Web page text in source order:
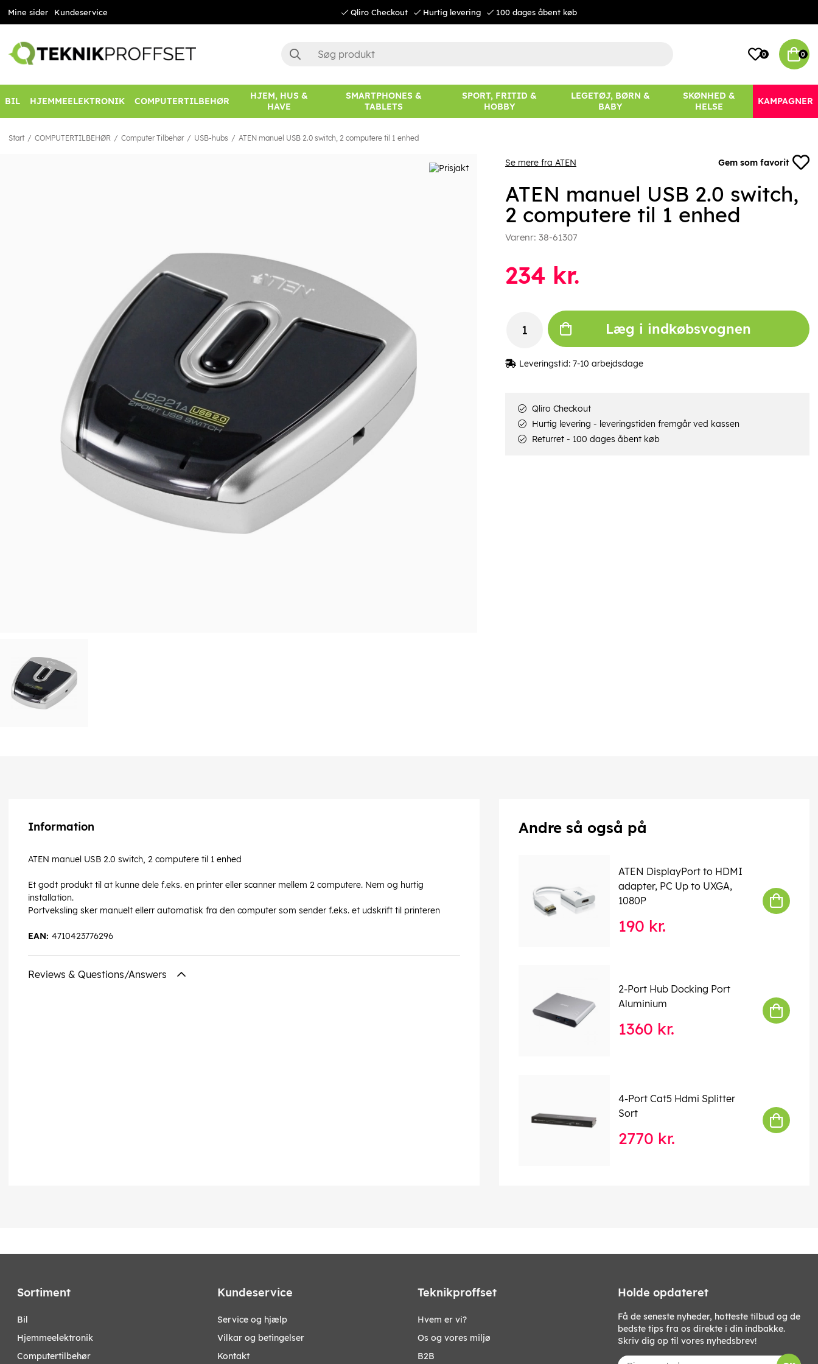
Mine sider Kundeservice Qliro Checkout Hurtig levering 100 dages åbent køb
0 0
BIL HJEMMEELEKTRONIK COMPUTERTILBEHØR
HJEM, HUS &
HAVE
SMARTPHONES &
TABLETS
SPORT, FRITID &
HOBBY
LEGETØJ, BØRN &
BABY
SKØNHED &
HELSE
KAMPAGNER
Start COMPUTERTILBEHØR Computer Tilbehør USB-hubs ATEN manuel USB 2.0 switch, 2 computere til 1 enhed
Se mere fra ATEN Gem som favorit
ATEN manuel USB 2.0 switch,
2 computere til 1 enhed
Varenr: 38-61307
234 kr.
Læg i indkøbsvognen
Leveringstid: 7-10 arbejdsdage
Qliro Checkout
Hurtig levering - leveringstiden fremgår ved kassen
Returret - 100 dages åbent køb
Information
ATEN manuel USB 2.0 switch, 2 computere til 1 enhed
Et godt produkt til at kunne dele f.eks. en printer eller scanner mellem 2 computere. Nem og hurtig
installation.
Portveksling sker manuelt ellerr automatisk fra den computer som sender f.eks. et udskrift til printeren
4710423776296
EAN:
Reviews & Questions/Answers
Andre så også på
ATEN DisplayPort to HDMI
adapter, PC Up to UXGA,
1080P
190 kr.
2-Port Hub Docking Port
Aluminium
1360 kr.
4-Port Cat5 Hdmi Splitter
Sort
2770 kr.
Sortiment
bil
hjemmeelektronik
computertilbehør
Kundeservice
Service og hjælp
Vilkar og betingelser
Kontakt
Teknikproffset
Hvem er vi?
Os og vores miljø
B2B
Holde opdateret
Få de seneste nyheder, hotteste tilbud og de
bedste tips fra os direkte i din indbakke.
Skriv dig op til vores nyhedsbrev!